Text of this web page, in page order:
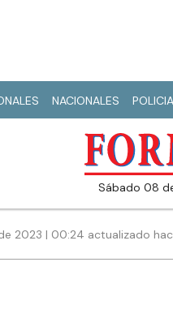
NACIONALES
sábado 08
2023 | 00:24 actualizado